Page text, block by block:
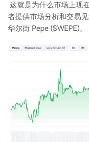
这就是为什么市场上现
者提供市场分析和交易
华尔街 Pepe ($WEPE)。